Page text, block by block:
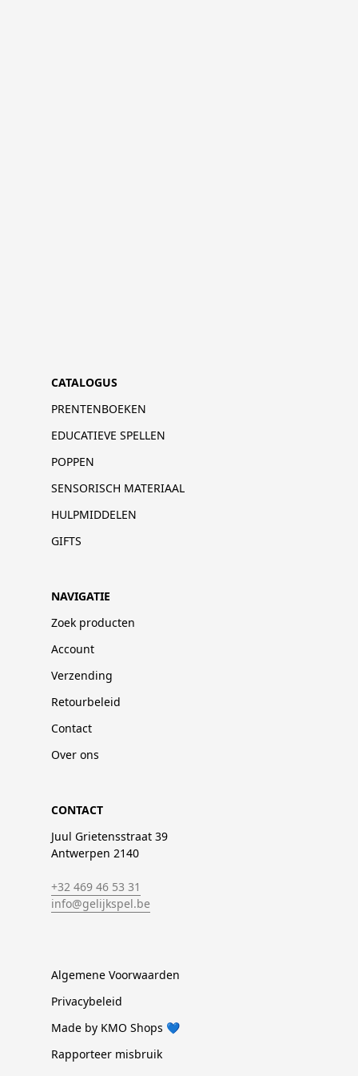
CATALOGUS
PRENTENBOEKEN
EDUCATIEVE SPELLEN
POPPEN
SENSORISCH MATERIAAL
HULPMIDDELEN
GIFTS
NAVIGATIE
Zoek producten
Account
Verzending
Retourbeleid
Contact
Over ons
CONTACT
Juul Grietensstraat 39
Antwerpen 2140
+32 469 46 53 31
info@gelijkspel.be
Algemene Voorwaarden
Privacybeleid
Made by KMO Shops 💙
Rapporteer misbruik